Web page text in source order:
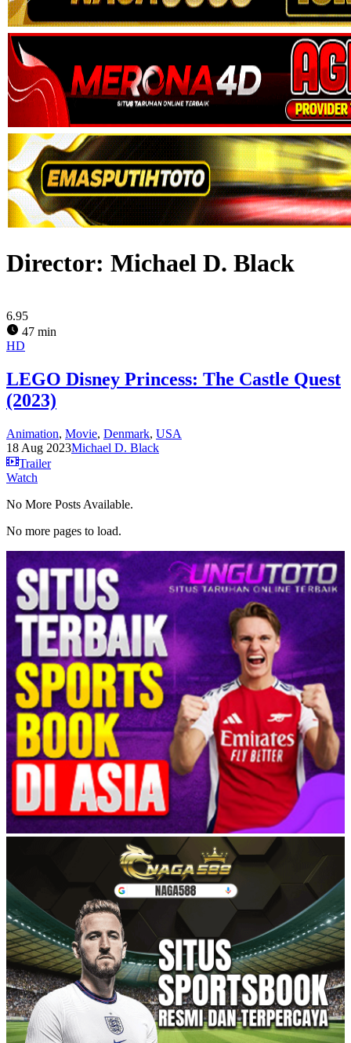
Director: Michael D. Black
6.95
47 min
HD
LEGO Disney Princess: The Castle Quest
(2023)
Animation, Movie, Denmark, USA
18 Aug 2023Michael D. Black
Trailer
Watch
No More Posts Available.
No more pages to load.